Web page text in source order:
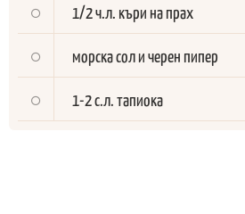
1/2 ч.л. къри на прах
морска сол и черен пипер
1-2 с.л. тапиока